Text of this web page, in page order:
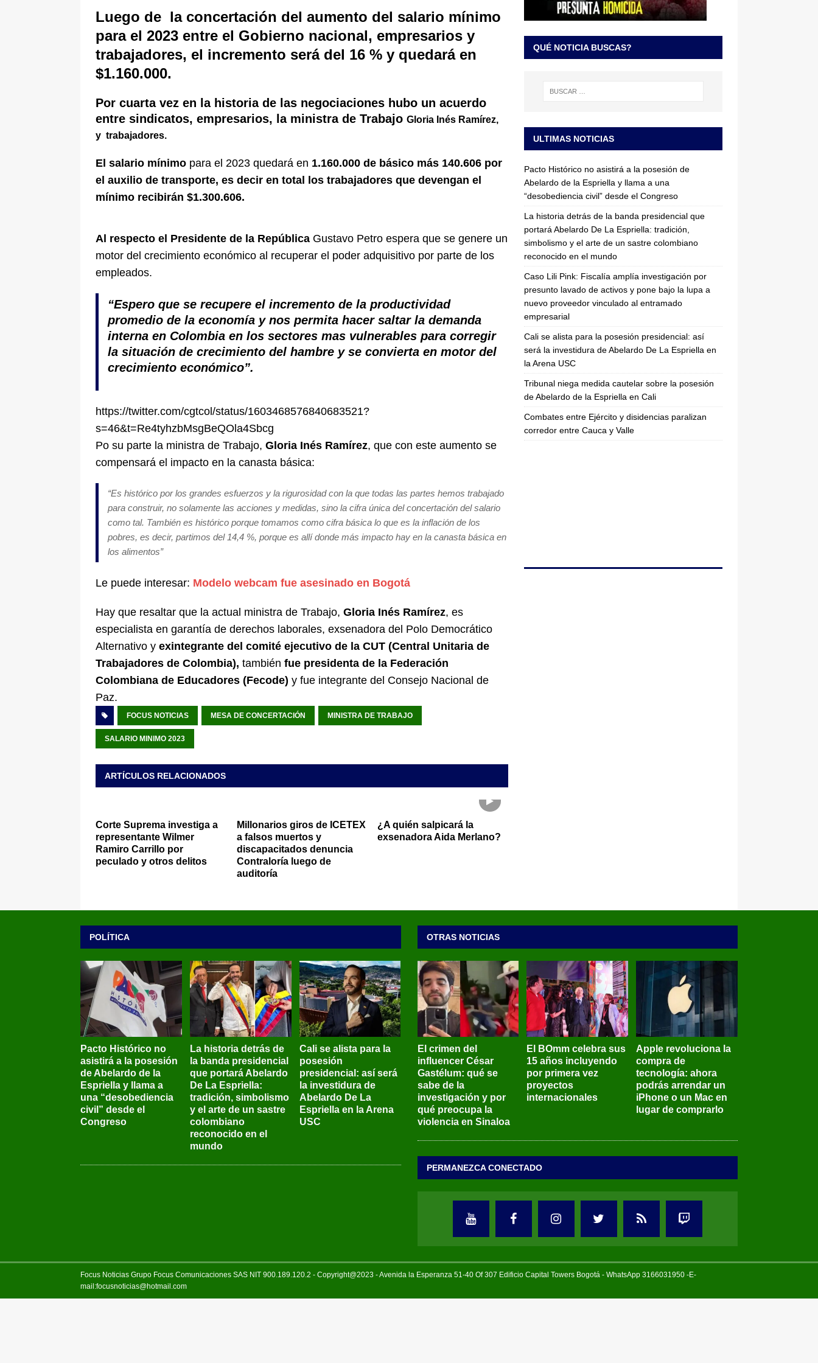
De La Espriella en la Arena USC LO ÚLTIMO
[ 6 de agosto de 2026 ] Tribunal niega medida cautelar sobre la posesión de Abelardo de la Espriella
en Cali JUDICIALES
Luego de la concertación del aumento del salario mínimo
para el 2023 entre el Gobierno nacional, empresarios y
trabajadores, el incremento será del 16 % y quedará en
$1.160.000.
Por cuarta vez en la historia de las negociaciones hubo un acuerdo
entre sindicatos, empresarios, la ministra de Trabajo Gloria Inés Ramírez,
y trabajadores.
El salario mínimo para el 2023 quedará en 1.160.000 de básico más 140.606 por
el auxilio de transporte, es decir en total los trabajadores que devengan el
mínimo recibirán $1.300.606.
Al respecto el Presidente de la República Gustavo Petro espera que se genere un
motor del crecimiento económico al recuperar el poder adquisitivo por parte de los
empleados.
“Espero que se recupere el incremento de la productividad
promedio de la economía y nos permita hacer saltar la demanda
interna en Colombia en los sectores mas vulnerables para corregir
la situación de crecimiento del hambre y se convierta en motor del
crecimiento económico”.
https://twitter.com/cgtcol/status/1603468576840683521?
s=46&t=Re4tyhzbMsgBeQOla4Sbcg
Po su parte la ministra de Trabajo, Gloria Inés Ramírez, que con este aumento se
compensará el impacto en la canasta básica:
“Es histórico por los grandes esfuerzos y la rigurosidad con la que todas las partes hemos trabajado
para construir, no solamente las acciones y medidas, sino la cifra única del concertación del salario
como tal. También es histórico porque tomamos como cifra básica lo que es la inflación de los
pobres, es decir, partimos del 14,4 %, porque es allí donde más impacto hay en la canasta básica en
los alimentos”
Le puede interesar: Modelo webcam fue asesinado en Bogotá
Hay que resaltar que la actual ministra de Trabajo, Gloria Inés Ramírez, es
especialista en garantía de derechos laborales, exsenadora del Polo Democrático
Alternativo y exintegrante del comité ejecutivo de la CUT (Central Unitaria de
Trabajadores de Colombia), también fue presidenta de la Federación
Colombiana de Educadores (Fecode) y fue integrante del Consejo Nacional de
Paz.
FOCUS NOTICIAS MESA DE CONCERTACIÓN MINISTRA DE TRABAJO
SALARIO MINIMO 2023
ARTÍCULOS RELACIONADOS
Corte Suprema investiga a
representante Wilmer
Ramiro Carrillo por
peculado y otros delitos
Millonarios giros de ICETEX
a falsos muertos y
discapacitados denuncia
Contraloría luego de
auditoría
¿A quién salpicará la
exsenadora Aida Merlano?
QUÉ NOTICIA BUSCAS?
ULTIMAS NOTICIAS
Pacto Histórico no asistirá a la posesión de
Abelardo de la Espriella y llama a una
“desobediencia civil” desde el Congreso
La historia detrás de la banda presidencial que
portará Abelardo De La Espriella: tradición,
simbolismo y el arte de un sastre colombiano
reconocido en el mundo
Caso Lili Pink: Fiscalía amplía investigación por
presunto lavado de activos y pone bajo la lupa a
nuevo proveedor vinculado al entramado
empresarial
Cali se alista para la posesión presidencial: así
será la investidura de Abelardo De La Espriella en
la Arena USC
Tribunal niega medida cautelar sobre la posesión
de Abelardo de la Espriella en Cali
Combates entre Ejército y disidencias paralizan
corredor entre Cauca y Valle
POLÍTICA
Pacto Histórico no
asistirá a la posesión
de Abelardo de la
Espriella y llama a
una “desobediencia
civil” desde el
Congreso
La historia detrás de
la banda presidencial
que portará Abelardo
De La Espriella:
tradición, simbolismo
y el arte de un sastre
colombiano
reconocido en el
mundo
Cali se alista para la
posesión
presidencial: así será
la investidura de
Abelardo De La
Espriella en la Arena
USC
OTRAS NOTICIAS
El crimen del
influencer César
Gastélum: qué se
sabe de la
investigación y por
qué preocupa la
violencia en Sinaloa
El BOmm celebra sus
15 años incluyendo
por primera vez
proyectos
internacionales
Apple revoluciona la
compra de
tecnología: ahora
podrás arrendar un
iPhone o un Mac en
lugar de comprarlo
PERMANEZCA CONECTADO
Focus Noticias Grupo Focus Comunicaciones SAS NIT 900.189.120.2 - Copyright@2023 - Avenida la Esperanza 51-40 Of 307 Edificio Capital Towers Bogotá - WhatsApp 3166031950 -E-
mail:focusnoticias@hotmail.com